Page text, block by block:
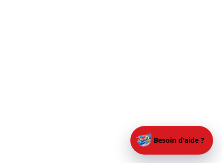
Besoin d'aide ?